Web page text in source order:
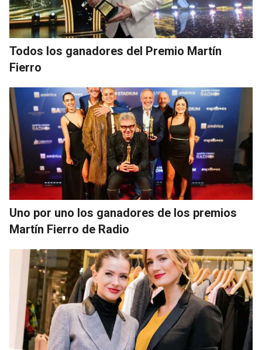
Todos los ganadores del Premio Martín
Fierro
Uno por uno los ganadores de los premios
Martín Fierro de Radio